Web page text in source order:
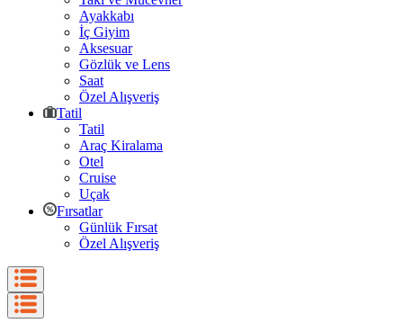
Ayakkabı
İç Giyim
Aksesuar
Gözlük ve Lens
Saat
Özel Alışveriş
Tatil
Tatil
Araç Kiralama
Otel
Cruise
Uçak
Fırsatlar
Günlük Fırsat
Özel Alışveriş